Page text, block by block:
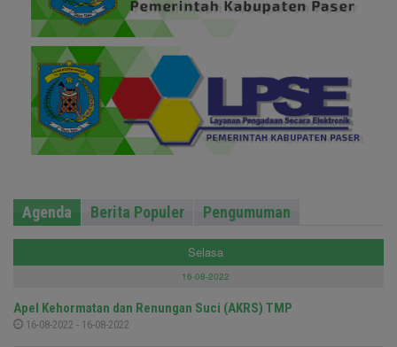
Agenda Berita Populer Pengumuman
Selasa
16-08-2022
Apel Kehormatan dan Renungan Suci (AKRS) TMP
16-08-2022 - 16-08-2022